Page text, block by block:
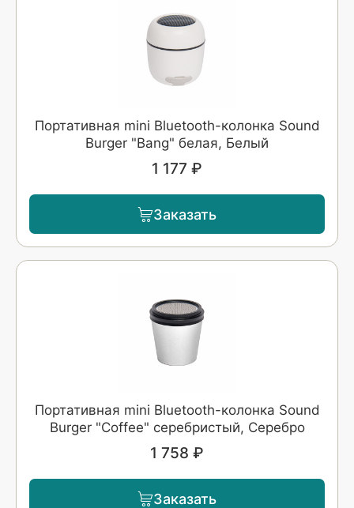
Портативная mini Bluetooth-колонка Sound
Burger "Bang" белая, Белый
1 177 ₽
Заказать
Портативная mini Bluetooth-колонка Sound
Burger "Coffee" серебристый, Серебро
1 758 ₽
Заказать